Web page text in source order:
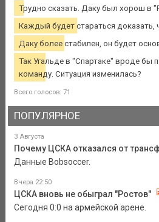
Трудно сказать. Даку был хорош в
Каждый будет стараться доказать,
Даку более стабилен, он будет
Так Угальде в "Спартаке" вроде бы
команду. Ситуация изменилась?
Всего голосов: 71
ПОПУЛЯРНОЕ
3 Августа
Почему ЦСКА отказался от
Данные Bobsoccer.
Вчера 22:50
ЦСКА вновь не обыграл "Ростов"
Сегодня 0:0 на армейской арене.